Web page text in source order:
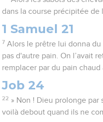
dans la course précipitée de
1 Samuel 21
7 Alors le prêtre lui donna
pas d'autre pain. On l’avait
remplacer par du pain
Job 24
22 » Non ! Dieu prolonge par
voilà debout quand ils ne